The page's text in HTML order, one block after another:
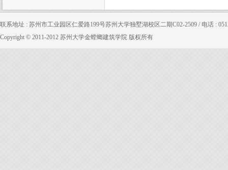
联系地址 : 苏州市工业园区仁爱路199号苏州大学独墅湖校区二期C02-2509 / 电话 :
Copyright © 2011-2012 苏州大学金螳螂建筑学院 版权所有